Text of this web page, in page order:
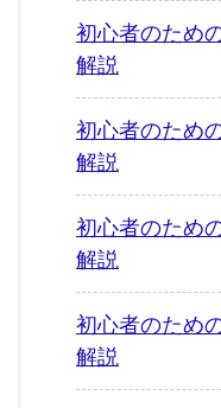
初心者のため
解説
初心者のため
解説
初心者のため
解説
初心者のため
解説